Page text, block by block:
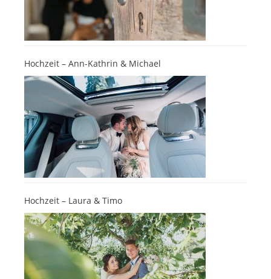
Hochzeit – Ann-Kathrin & Michael
Hochzeit – Laura & Timo